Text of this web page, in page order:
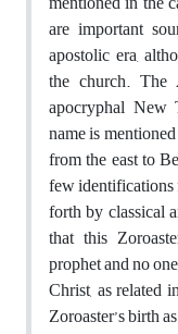
are important
apostolic era,
the church. The
apocryphal New
name is
from the east to
few
forth by classical
that this
prophet and no
Christ, as related
Zoroaster’s birth